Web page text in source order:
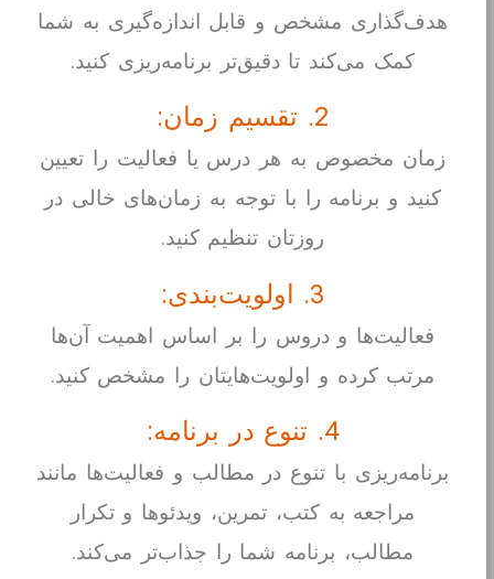
هدف‌گذاری مشخص و قابل اندازه‌گیری به شما
کمک می‌کند تا دقیق‌تر برنامه‌ریزی کنید.
2. تقسیم زمان:
زمان مخصوص به هر درس یا فعالیت را تعیین
کنید و برنامه را با توجه به زمان‌های خالی در
روزتان تنظیم کنید.
3. اولویت‌بندی:
فعالیت‌ها و دروس را بر اساس اهمیت آن‌ها
مرتب کرده و اولویت‌هایتان را مشخص کنید.
4. تنوع در برنامه:
برنامه‌ریزی با تنوع در مطالب و فعالیت‌ها مانند
مراجعه به کتب، تمرین، ویدئوها و تکرار
مطالب، برنامه شما را جذاب‌تر می‌کند.